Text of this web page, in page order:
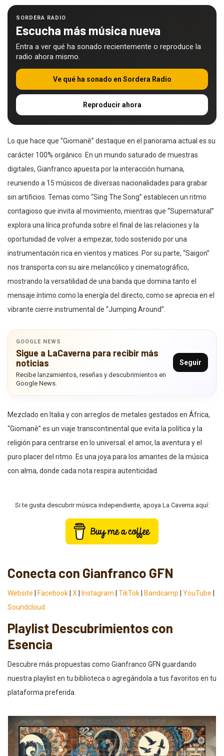
SORDERA RADIO
Escucha más música nueva
Entra a ver qué ha sonado recientemente o reproduce la
radio ahora mismo.
Ve qué ha sonado en Sordera Radio
Reproducir ahora
Lo que hace que “Giomanè” destaque en el panorama actual es su
carácter 100% orgánico. En un mundo saturado de muestras
digitales, Gianfranco apuesta por la interacción humana,
reuniendo a 15 músicos de diversas nacionalidades para grabar
sin artificios. Temas como “Sing The Song” establecen un ritmo
contagioso que invita al movimiento, mientras que “Supernatural”
explora una lírica profunda sobre el final de las relaciones y la
oportunidad de volver a empezar, todo sostenido por una
instrumentación rica en vientos y matices. Por su parte, “Saigon”
nos transporta con su aire melancólico y cinematográfico,
mostrando la versatilidad de una banda que domina tanto el
mensaje íntimo como la energía del directo, como se aprecia en el
vibrante cierre instrumental de “Jumping Around”.
GOOGLE NEWS
Sigue a LaCaverna para recibir más
noticias
Recibe lanzamientos, reseñas y descubrimientos en
Google News.
Seguir
Mezclado en Italia y con arreglos de metales gestados en África,
“Giomanè” es un viaje transcontinental que evita la política y la
religión para centrarse en lo universal: el amor, la aventura y el
puro placer del ritmo. Es una joya para los amantes de la música
con alma, donde cada nota respira autenticidad.
Si te gusta descubrir música independiente, apoya La Caverna aquí:
Conecta con Gianfranco GFN
Website Facebook X Instagram TikTok Bandcamp YouTube
Soundcloud
Playlist Descubrimientos con
Esencia
Descubre más propuestas como Gianfranco GFN guardando
nuestra playlist en tu biblioteca o agregándola a tus favoritos en tu
plataforma preferida.